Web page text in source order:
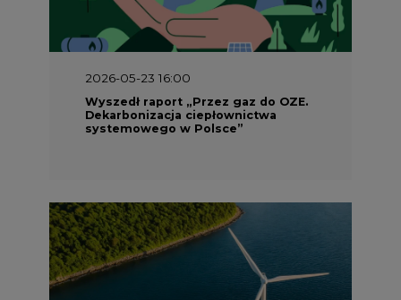
2026-05-23 16:00
Wyszedł raport „Przez gaz do OZE.
Dekarbonizacja ciepłownictwa
systemowego w Polsce”